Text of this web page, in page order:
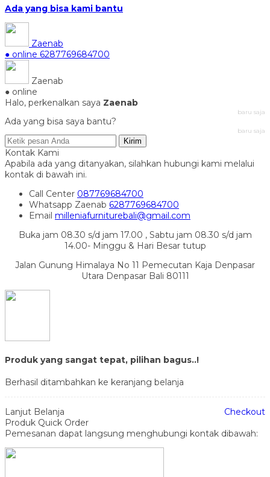
Ada yang bisa kami bantu
Zaenab
● online 6287769684700
Zaenab
● online
Halo, perkenalkan saya Zaenab
baru saja
Ada yang bisa saya bantu?
baru saja
Kirim
Kontak Kami
Apabila ada yang ditanyakan, silahkan hubungi kami melalui
kontak di bawah ini.
Call Center 087769684700
Whatsapp Zaenab 6287769684700
Email milleniafurniturebali@gmail.com
Buka jam 08.30 s/d jam 17.00 , Sabtu jam 08.30 s/d jam
14.00- Minggu & Hari Besar tutup
Jalan Gunung Himalaya No 11 Pemecutan Kaja Denpasar
Utara Denpasar Bali 80111
Produk yang sangat tepat, pilihan bagus..!
Berhasil ditambahkan ke keranjang belanja
Lanjut Belanja
Checkout
Produk Quick Order
Pemesanan dapat langsung menghubungi kontak dibawah: